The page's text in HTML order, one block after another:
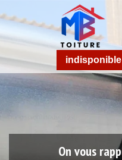
indisponible
On vous